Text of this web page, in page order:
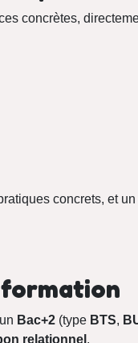
concrètes,
concrets, et
Bac+2(type BTS,
relationnel .